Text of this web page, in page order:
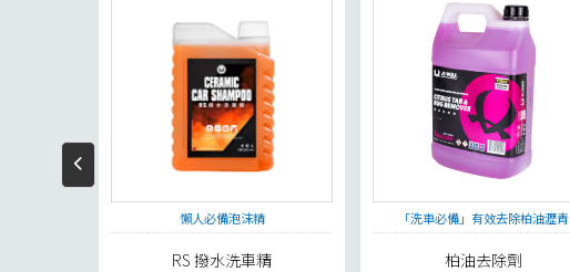
懶人必備泡沫精
RS 撥水洗車精
「洗車必備」有效去除柏油瀝青
柏油去除劑